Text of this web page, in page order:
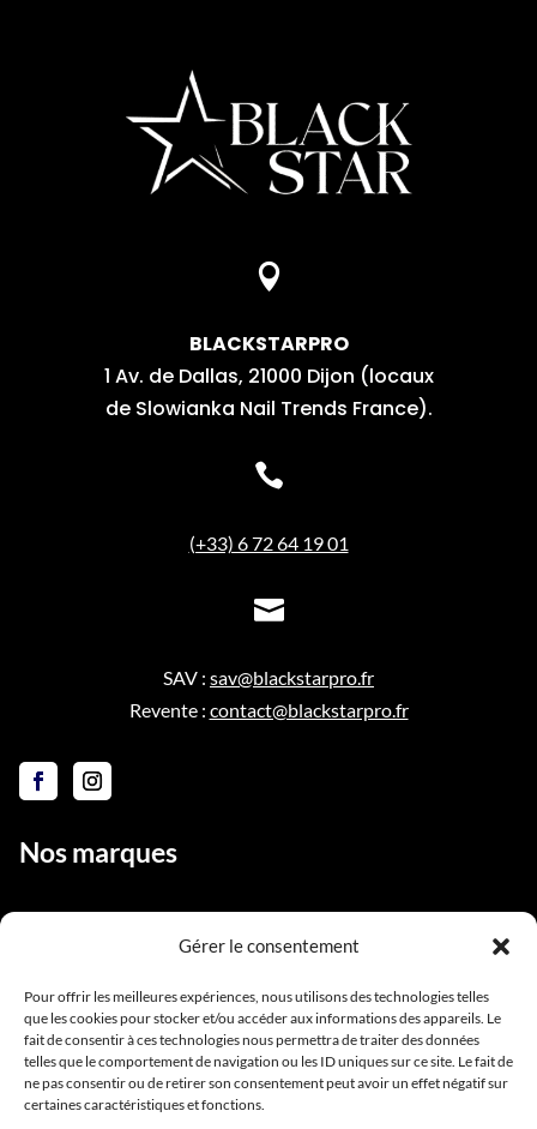
Gérer le consentement
Pour offrir les meilleures expériences, nous utilisons des technologies telles
que les cookies pour stocker et/ou accéder aux informations des appareils. Le
fait de consentir à ces technologies nous permettra de traiter des données
telles que le comportement de navigation ou les ID uniques sur ce site. Le fait de
ne pas consentir ou de retirer son consentement peut avoir un effet négatif sur
certaines caractéristiques et fonctions.

BLACKSTARPRO
1 Av. de Dallas, 21000 Dijon (locaux
de Slowianka Nail Trends France).

(+33) 6 72 64 19 01

SAV : sav@blackstarpro.fr
Revente : contact@blackstarpro.fr
Nos marques
Notre équipe
Contact
Conditions générales de vente